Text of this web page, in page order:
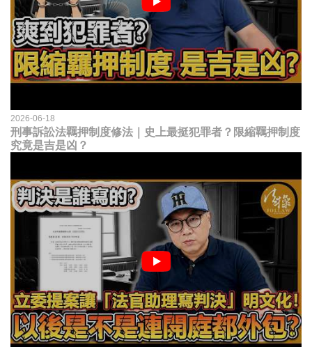
2026-06-18
刑事訴訟法羈押制度修法｜史上最挺犯罪者？限縮羈押制度
究竟是吉是凶？